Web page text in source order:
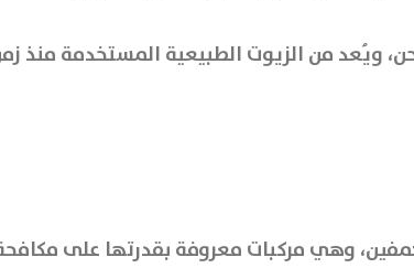
ويُعد من الزيوت الطبيعية المستخدمة منذ
وهي مركبات معروفة بقدرتها على مكافحة